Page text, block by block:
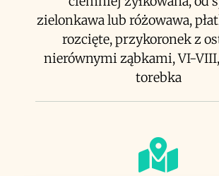
zielonkawa lub różowawa,
rozcięte, przykoronek z
nierównymi ząbkami, VI-
torebka